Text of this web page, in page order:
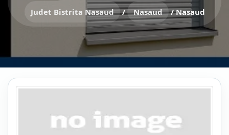
Judet Bistrita Nasaud / Nasaud /Nasaud